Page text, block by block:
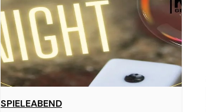
SPIELEABEND